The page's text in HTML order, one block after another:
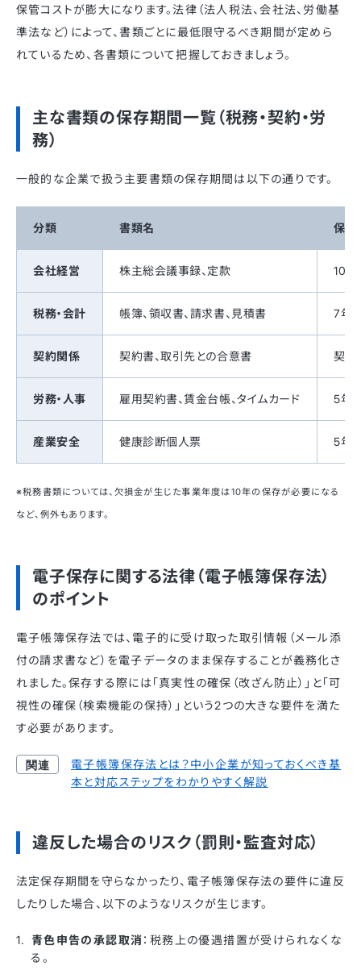
保管コストが膨大になります。法律（法人税法、会社法、労働基
準法など）によって、書類ごとに最低限守るべき期間が定めら
れているため、各書類について把握しておきましょう。
主な書類の保存期間一覧（税務・契約・労
務）
一般的な企業で扱う主要書類の保存期間は以下の通りです。
分類 書類名 保存
会社経営 株主総会議事録、定款 10
税務・会計 帳簿、領収書、請求書、見積書 7年
契約関係 契約書、取引先との合意書 契約
労務・人事 雇用契約書、賃金台帳、タイムカード 5年
産業安全 健康診断個人票 5年
※税務書類については、欠損金が生じた事業年度は10年の保存が必要になる
など、例外もあります。
電子保存に関する法律（電子帳簿保存法）
のポイント
電子帳簿保存法では、電子的に受け取った取引情報（メール添
付の請求書など）を電子データのまま保存することが義務化さ
れました。保存する際には「真実性の確保（改ざん防止）」と「可
視性の確保（検索機能の保持）」という2つの大きな要件を満た
す必要があります。
電子帳簿保存法とは？中小企業が知っておくべき基
本と対応ステップをわかりやすく解説
違反した場合のリスク（罰則・監査対応）
法定保存期間を守らなかったり、電子帳簿保存法の要件に違反
したりした場合、以下のようなリスクが生じます。
青色申告の承認取消：税務上の優遇措置が受けられなくな
る。